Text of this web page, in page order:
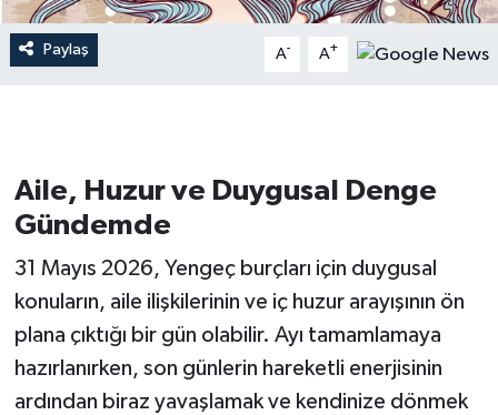
Paylaş A- A+
Aile, Huzur ve Duygusal Denge
Gündemde
31 Mayıs 2026, Yengeç burçları için duygusal
konuların, aile ilişkilerinin ve iç huzur arayışının ön
plana çıktığı bir gün olabilir. Ayı tamamlamaya
hazırlanırken, son günlerin hareketli enerjisinin
ardından biraz yavaşlamak ve kendinize dönmek